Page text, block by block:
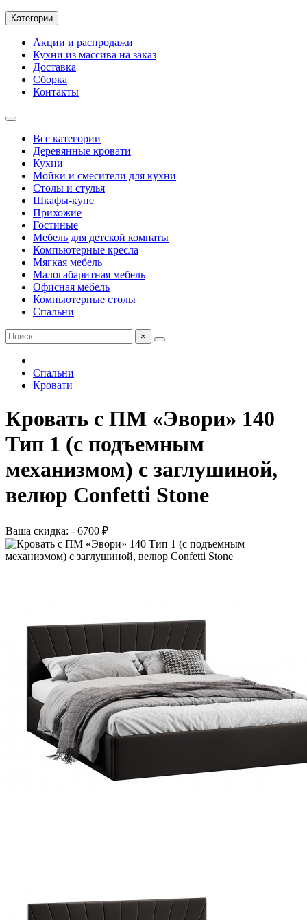
Категории
Акции и распродажи
Кухни из массива на заказ
Доставка
Сборка
Контакты
Все категории
Деревянные кровати
Кухни
Мойки и смесители для кухни
Столы и стулья
Шкафы-купе
Прихожие
Гостиные
Мебель для детской комнаты
Компьютерные кресла
Мягкая мебель
Малогабаритная мебель
Офисная мебель
Компьютерные столы
Спальни
×
Спальни
Кровати
Кровать с ПМ «Эвори» 140
Тип 1 (с подъемным
механизмом) с заглушиной,
велюр Confetti Stone
Ваша скидка: - 6700 ₽